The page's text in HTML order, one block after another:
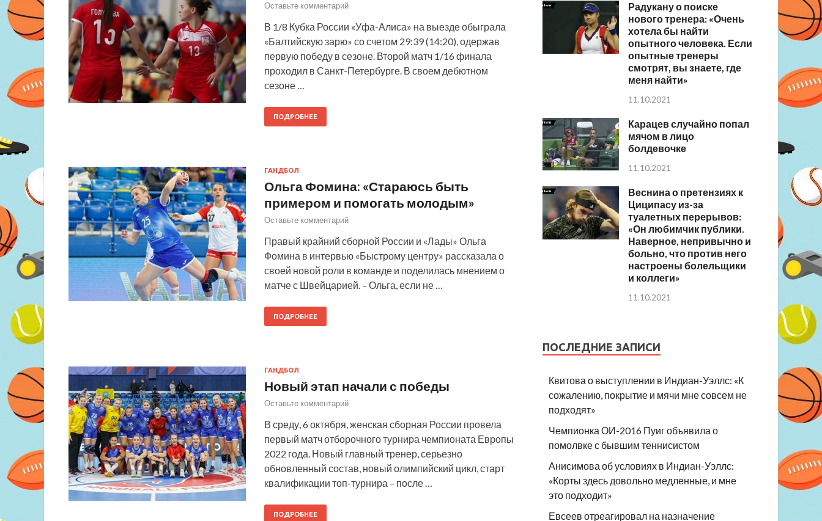
Оставьте комментарий
В 1/8 Кубка России «Уфа-Алиса» на выезде обыграла
«Балтийскую зарю» со счетом 29:39 (14:20), одержав
первую победу в сезоне. Второй матч 1/16 финала
проходил в Санкт-Петербурге. В своем дебютном
сезоне …
ПОДРОБНЕЕ
ГАНДБОЛ
Ольга Фомина: «Стараюсь быть
примером и помогать молодым»
Оставьте комментарий
Правый крайний сборной России и «Лады» Ольга
Фомина в интервью «Быстрому центру» рассказала о
своей новой роли в команде и поделилась мнением о
матче с Швейцарией. – Ольга, если не …
ПОДРОБНЕЕ
ГАНДБОЛ
Новый этап начали с победы
Оставьте комментарий
В среду, 6 октября, женская сборная России провела
первый матч отборочного турнира чемпионата Европы
2022 года. Новый главный тренер, серьезно
обновленный состав, новый олимпийский цикл, старт
квалификации топ-турнира – после …
ПОДРОБНЕЕ
Радукану о поиске
нового тренера: «Очень
хотела бы найти
опытного человека. Если
опытные тренеры
смотрят, вы знаете, где
меня найти»
11.10.2021
Карацев случайно попал
мячом в лицо
болдевочке
11.10.2021
Веснина о претензиях к
Циципасу из-за
туалетных перерывов:
«Он любимчик публики.
Наверное, непривычно и
больно, что против него
настроены болельщики
и коллеги»
11.10.2021
ПОСЛЕДНИЕ ЗАПИСИ
Квитова о выступлении в Индиан-Уэллс: «К
сожалению, покрытие и мячи мне совсем не
подходят»
Чемпионка ОИ-2016 Пуиг объявила о
помолвке с бывшим теннисистом
Анисимова об условиях в Индиан-Уэллс:
«Корты здесь довольно медленные, и мне
это подходит»
Евсеев отреагировал на назначение